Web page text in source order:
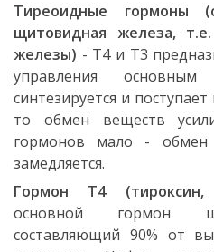
Тиреоидные гормоны
щитовидная железа,
железы) - Т4 и Т3
управления
синтезируется и
то обмен веществ
гормонов мало - обмен
замедляется.
Гормон Т4 (тироксин,
основной гормон
составляющий 90% от